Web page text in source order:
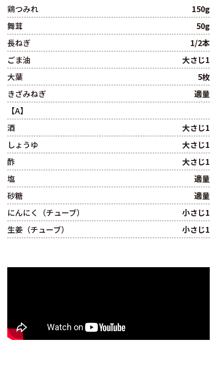
鶏つみれ
150g
舞茸
50g
長ねぎ
1/2本
ごま油
大さじ1
大葉
5枚
きざみねぎ
適量
【A】
酒
大さじ1
しょうゆ
大さじ1
酢
大さじ1
塩
適量
砂糖
適量
にんにく（チューブ）
小さじ1
生姜（チューブ）
小さじ1